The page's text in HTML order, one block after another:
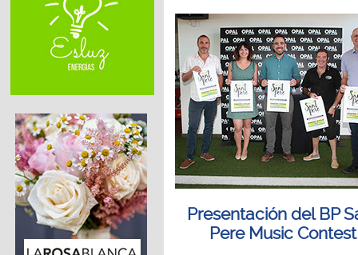
Presentación del BP
Pere Music Contest